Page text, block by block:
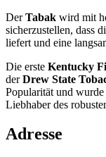
DerTabak wird mit
sicherzustellen, dass
liefert und eine
Die erste Kentucky
derDrew State
Popularität und wurde
Liebhaber des
Adresse